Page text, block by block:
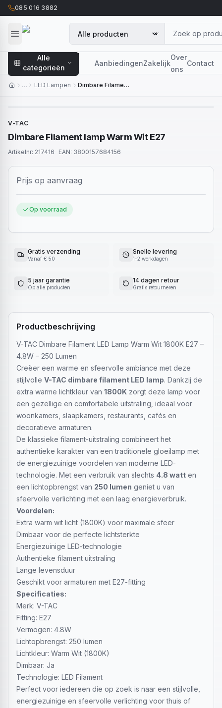
085 016 3882
Alle
categorieën
AanbiedingenZakelijk
Over
ons
Contact
… LED Lampen Dimbare Filament lamp Warm Wit E27
V-TAC
Dimbare Filament lamp Warm Wit E27
Artikelnr: 217416 EAN: 3800157684156
Prijs op aanvraag
Op voorraad
Gratis verzending
Vanaf € 50
Snelle levering
1-2 werkdagen
5 jaar garantie
Op alle producten
14 dagen retour
Gratis retourneren
Productbeschrijving
V-TAC Dimbare Filament LED Lamp Warm Wit 1800K E27 –
4.8W – 250 Lumen
Creëer een warme en sfeervolle ambiance met deze
stijlvolle V-TAC dimbare filament LED lamp. Dankzij de
extra warme lichtkleur van 1800K zorgt deze lamp voor
een gezellige en comfortabele uitstraling, ideaal voor
woonkamers, slaapkamers, restaurants, cafés en
decoratieve armaturen.
De klassieke filament-uitstraling combineert het
authentieke karakter van een traditionele gloeilamp met
de energiezuinige voordelen van moderne LED-
technologie. Met een verbruik van slechts 4.8 watt en
een lichtopbrengst van 250 lumen geniet u van
sfeervolle verlichting met een laag energieverbruik.
Voordelen:
Extra warm wit licht (1800K) voor maximale sfeer
Dimbaar voor de perfecte lichtsterkte
Energiezuinige LED-technologie
Authentieke filament uitstraling
Lange levensduur
Geschikt voor armaturen met E27-fitting
Specificaties:
Merk: V-TAC
Fitting: E27
Vermogen: 4.8W
Lichtopbrengst: 250 lumen
Lichtkleur: Warm Wit (1800K)
Dimbaar: Ja
Technologie: LED Filament
Perfect voor iedereen die op zoek is naar een stijlvolle,
energiezuinige en sfeervolle verlichting voor thuis of